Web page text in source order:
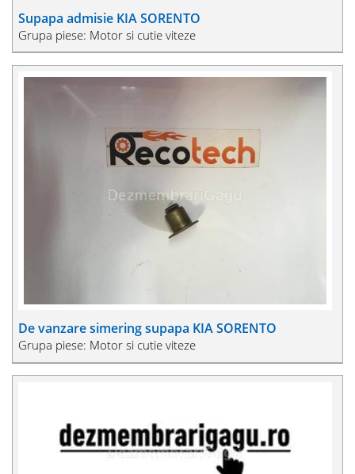
Supapa admisie KIA SORENTO
Grupa piese: Motor si cutie viteze
De vanzare simering supapa KIA SORENTO
Grupa piese: Motor si cutie viteze